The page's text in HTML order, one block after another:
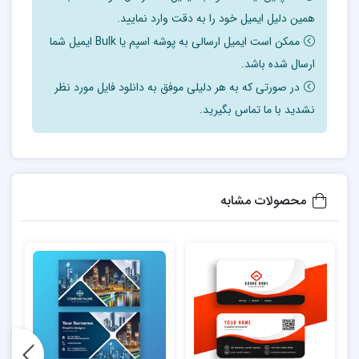
همین دلیل ایمیل خود را به دقت وارد نمایید.
ممکن است ایمیل ارسالی به پوشه اسپم یا Bulk ایمیل شما
ارسال شده باشد.
در صورتی که به هر دلیلی موفق به دانلود فایل مورد نظر
نشدید با ما تماس بگیرید.
محصولات مشابه